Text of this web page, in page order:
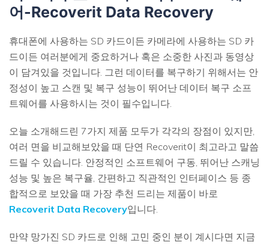
어-Recoverit Data Recovery
휴대폰에 사용하는 SD 카드이든 카메라에 사용하는 SD 카
드이든 여러분에게 중요하거나 혹은 소중한 사진과 동영상
이 담겨있을 것입니다. 그런 데이터를 복구하기 위해서는 안
정성이 높고 스캔 및 복구 성능이 뛰어난 데이터 복구 소프
트웨어를 사용하시는 것이 필수입니다.
오늘 소개해드린 7가지 제품 모두가 각각의 장점이 있지만,
여러 면을 비교해보았을 때 단연 Recoverit이 최고라고 말씀
드릴 수 있습니다. 안정적인 소프트웨어 구동, 뛰어난 스캐닝
성능 및 높은 복구율, 간편하고 직관적인 인터페이스 등 종
합적으로 보았을 때 가장 추천 드리는 제품이 바로
Recoverit Data Recovery입니다.
만약 망가진 SD 카드로 인해 고민 중인 분이 계시다면 지금